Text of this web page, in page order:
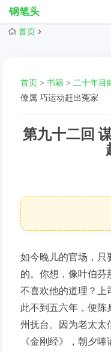
钢笔头
首页
首页 >书籍 >二十年目
僚属 巧运动赶出冤家
第九十二回
如今晚儿的官场，只
的。你想，像叶伯芬
不喜欢他的道理？上
此不到五六年，便陈
州抚台。因为老太太
《金刚经》，朝夕